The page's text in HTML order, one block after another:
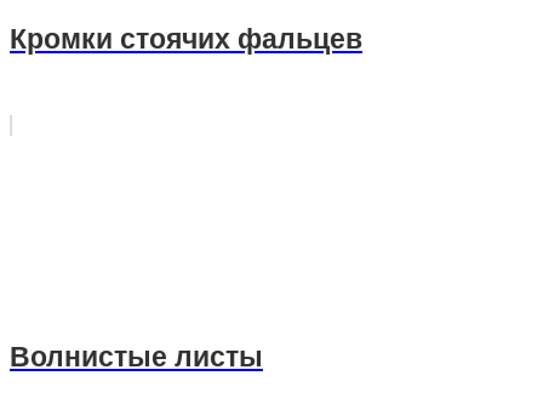
Кромки стоячих фальцев
Волнистые листы